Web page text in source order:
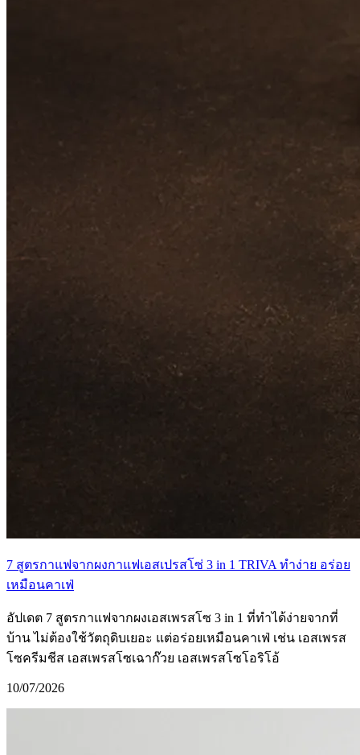
7 สูตรกาแฟจากผงกาแฟเอสเปรสโซ่ 3 in 1 TRIVA ทำง่าย อร่อย
เหมือนคาเฟ่
อัปเดต 7 สูตรกาแฟจากผงเอสเพรสโซ 3 in 1 ที่ทำได้ง่ายจากที่
บ้าน ไม่ต้องใช้วัตถุดิบเยอะ แต่อร่อยเหมือนคาเฟ่ เช่น เอสเพรส
โซครีมชีส เอสเพรสโซเฉาก๊วย เอสเพรสโซโอริโอ้
10/07/2026